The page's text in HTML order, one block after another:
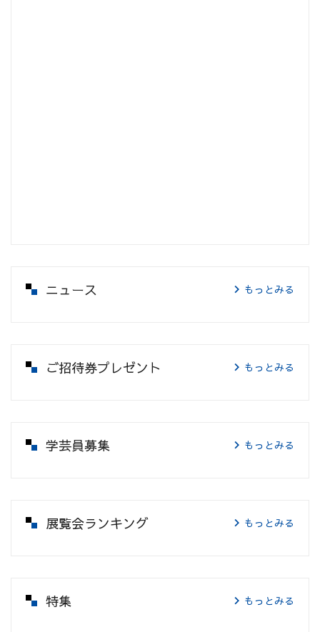
ニュース もっとみる
ご招待券プレゼント もっとみる
学芸員募集 もっとみる
展覧会ランキング もっとみる
特集 もっとみる